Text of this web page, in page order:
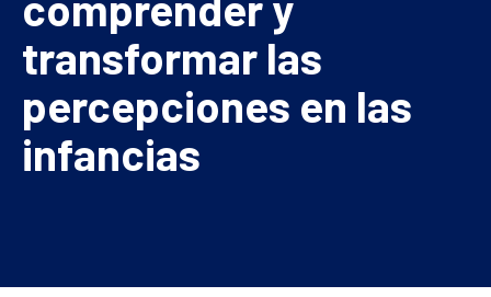
transformar las
percepciones en las
infancias